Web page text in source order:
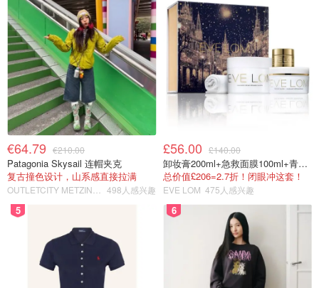
€64.79 €210.00
Patagonia Skysail 连帽夹克
复古撞色设计，山系感直接拉满
498人感兴趣
£56.00 £140.00
卸妆膏200ml+急救面膜100ml+青春面霜15ml
总价值£206=2.7折！闭眼冲这套！
EVE LOM 475人感兴趣
5 6